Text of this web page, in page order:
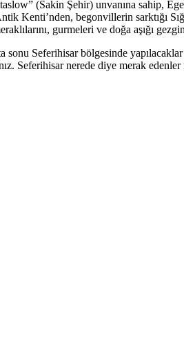
(Sakin Şehir) unvanına sahip,
Kenti’nden, begonvillerin sarktığı
gurmeleri ve doğa aşığı
sonu Seferihisar bölgesinde
Seferihisar nerede diye merak